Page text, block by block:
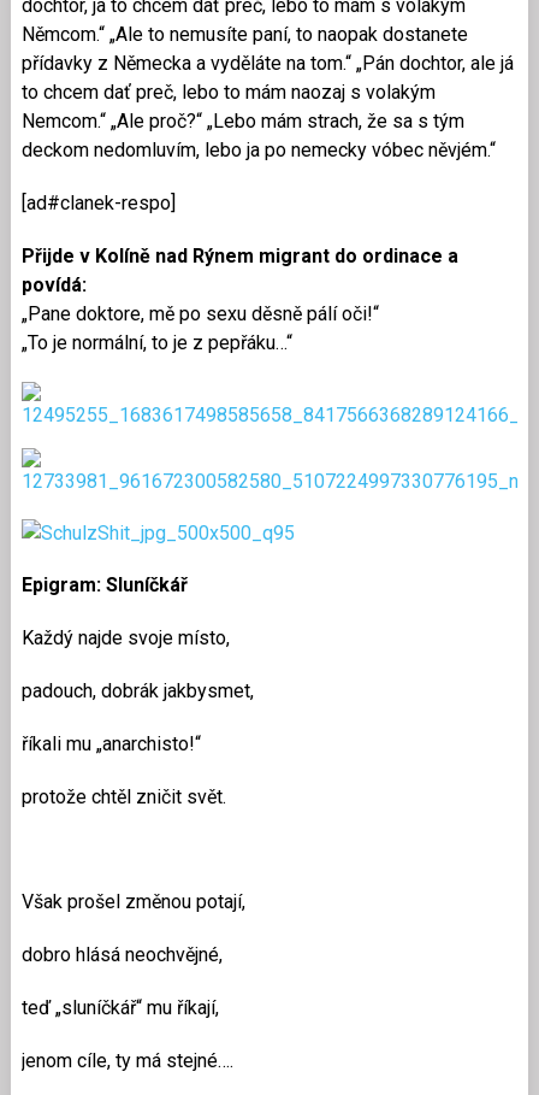
dochtor, ja to chcem dať preč, lebo to mám s volakým
Němcom.“ „Ale to nemusíte paní, to naopak dostanete
přídavky z Německa a vyděláte na tom.“ „Pán dochtor, ale já
to chcem dať preč, lebo to mám naozaj s volakým
Nemcom.“ „Ale proč?“ „Lebo mám strach, že sa s tým
deckom nedomluvím, lebo ja po nemecky vóbec něvjém.“
[ad#clanek-respo]
Přijde v Kolíně nad Rýnem migrant do ordinace a
povídá:
„Pane doktore, mě po sexu děsně pálí oči!“
„To je normální, to je z pepřáku…“
Epigram: Sluníčkář
Každý najde svoje místo,
padouch, dobrák jakbysmet,
říkali mu „anarchisto!“
protože chtěl zničit svět.
Však prošel změnou potají,
dobro hlásá neochvějné,
teď „sluníčkář“ mu říkají,
jenom cíle, ty má stejné….